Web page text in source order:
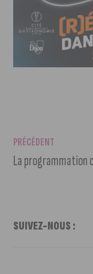
PRÉCÉDENT
SUIVEZ-NOUS :